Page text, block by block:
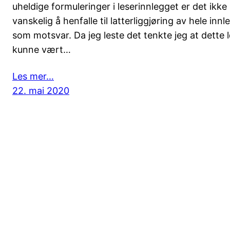
uheldige formuleringer i leserinnlegget er det ikke
vanskelig å henfalle til latterliggjøring av hele
som motsvar. Da jeg leste det tenkte jeg at dette
kunne vært…
Les mer…
22. mai 2020